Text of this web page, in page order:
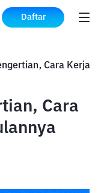
Daftar
Cara